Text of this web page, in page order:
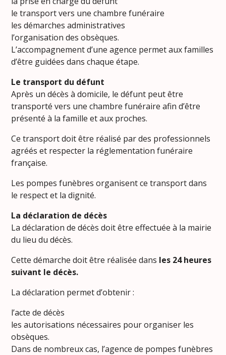
le transport vers une chambre funéraire
les démarches administratives
l’organisation des obsèques.
L’accompagnement d’une agence permet aux familles
d’être guidées dans chaque étape.
Le transport du défunt
Après un décès à domicile, le défunt peut être
transporté vers une chambre funéraire afin d’être
présenté à la famille et aux proches.
Ce transport doit être réalisé par des professionnels
agréés et respecter la réglementation funéraire
française.
Les pompes funèbres organisent ce transport dans
le respect et la dignité.
La déclaration de décès
La déclaration de décès doit être effectuée à la mairie
du lieu du décès.
Cette démarche doit être réalisée dans les 24 heures
suivant le décès.
La déclaration permet d’obtenir :
l’acte de décès
les autorisations nécessaires pour organiser les
obsèques.
Dans de nombreux cas, l’agence de pompes funèbres